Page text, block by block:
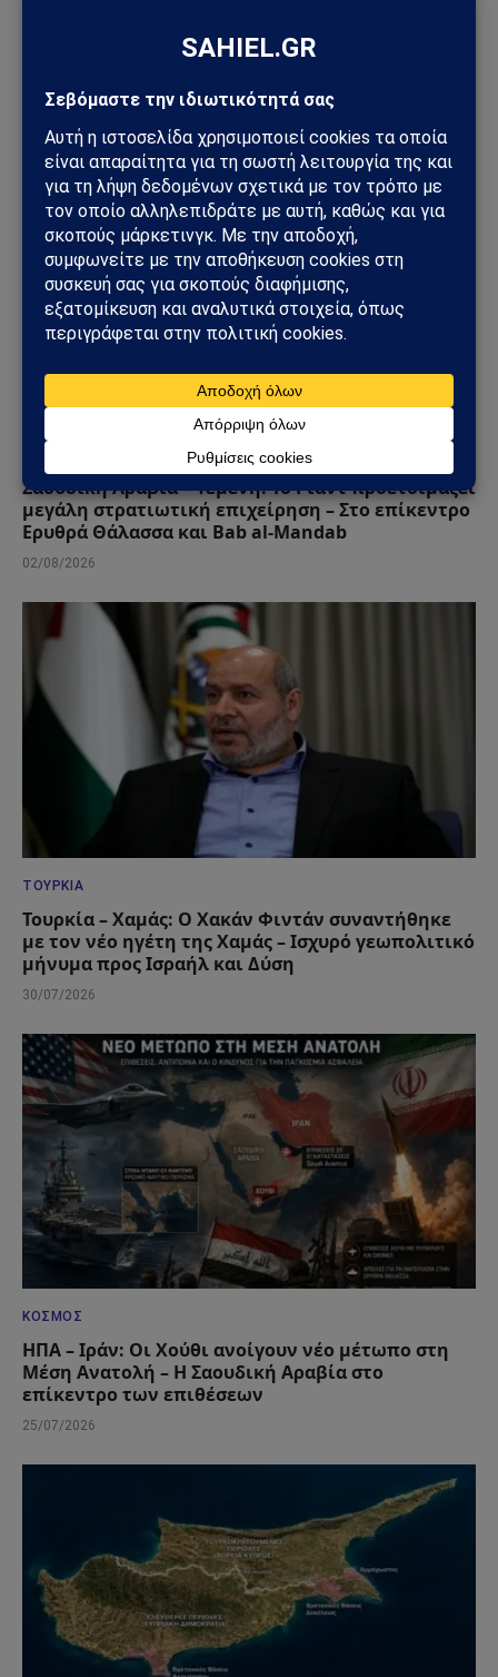
Σαουδική Αραβία – Υεμένη: Το Ριάντ προετοιμάζει
μεγάλη στρατιωτική επιχείρηση – Στο επίκεντρο
Ερυθρά Θάλασσα και Bab al-Mandab
02/08/2026
ΤΟΥΡΚΊΑ
Τουρκία – Χαμάς: Ο Χακάν Φιντάν συναντήθηκε
με τον νέο ηγέτη της Χαμάς – Ισχυρό γεωπολιτικό
μήνυμα προς Ισραήλ και Δύση
30/07/2026
ΚΌΣΜΟΣ
ΗΠΑ – Ιράν: Οι Χούθι ανοίγουν νέο μέτωπο στη
Μέση Ανατολή – Η Σαουδική Αραβία στο
επίκεντρο των επιθέσεων
25/07/2026